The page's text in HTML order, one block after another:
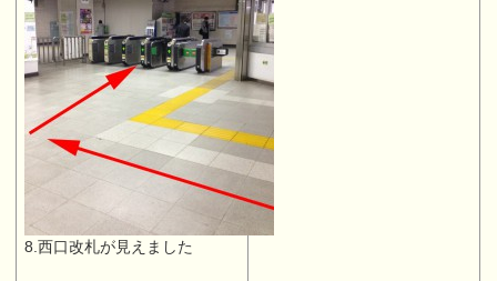
8.西口改札が見えました